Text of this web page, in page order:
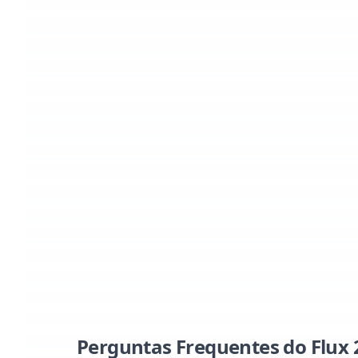
Perguntas Frequentes do Flux